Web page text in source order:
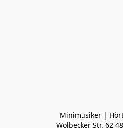
Minimusiker |
Wolbecker Str. 62